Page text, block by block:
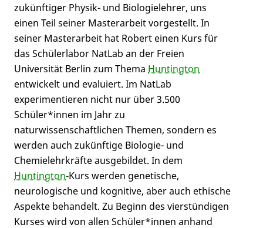
zukünftiger Physik- und Biologielehrer, uns
einen Teil seiner Masterarbeit vorgestellt. In
seiner Masterarbeit hat Robert einen Kurs für
das Schülerlabor NatLab an der Freien
Universität Berlin zum Thema Huntington
entwickelt und evaluiert. Im NatLab
experimentieren nicht nur über 3.500
Schüler*innen im Jahr zu
naturwissenschaftlichen Themen, sondern es
werden auch zukünftige Biologie- und
Chemielehrkräfte ausgebildet. In dem
Huntington-Kurs werden genetische,
neurologische und kognitive, aber auch ethische
Aspekte behandelt. Zu Beginn des vierstündigen
Kurses wird von allen Schüler*innen anhand